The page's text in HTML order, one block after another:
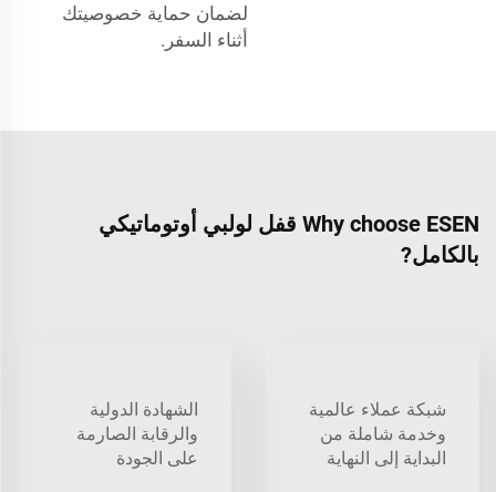
لضمان حماية خصوصيتك
أثناء السفر.
Why choose ESEN قفل لولبي أوتوماتيكي
بالكامل?
شبكة عملاء عالمية
وخدمة شاملة من
البداية إلى النهاية
الشهادة الدولية
والرقابة الصارمة
على الجودة